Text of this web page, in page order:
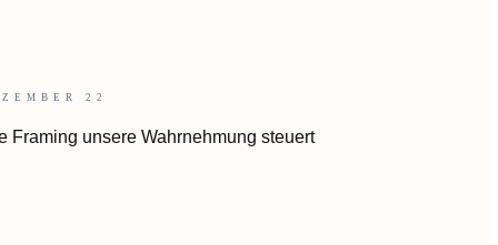
22
Framing unsere Wahrnehmung steuert